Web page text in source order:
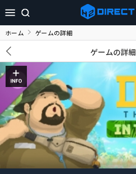
ホーム ゲームの詳細
ゲームの詳細